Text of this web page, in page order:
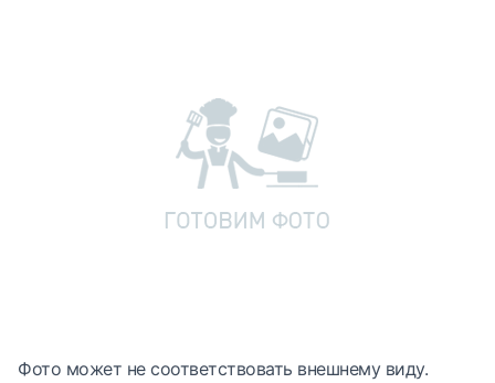
Фото может не соответствовать внешнему виду.